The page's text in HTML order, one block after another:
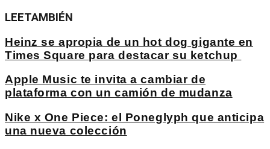
LEETAMBIÉN
Heinz se apropia de un hot dog gigante en
Times Square para destacar su ketchup
Apple Music te invita a cambiar de
plataforma con un camión de mudanza
Nike x One Piece: el Poneglyph que anticipa
una nueva colección